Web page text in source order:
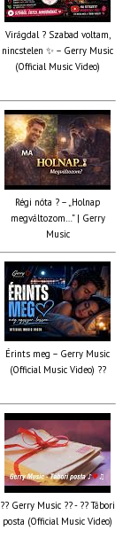
Virágdal ? Szabad voltam,
nincstelen ✨ – Gerry Music
(Official Music Video)
Régi nóta ? – „Holnap
megváltozom…” | Gerry
Music
Érints meg – Gerry Music
(Official Music Video) ??
?? Gerry Music ?? - ?? Tábori
posta (Official Music Video)